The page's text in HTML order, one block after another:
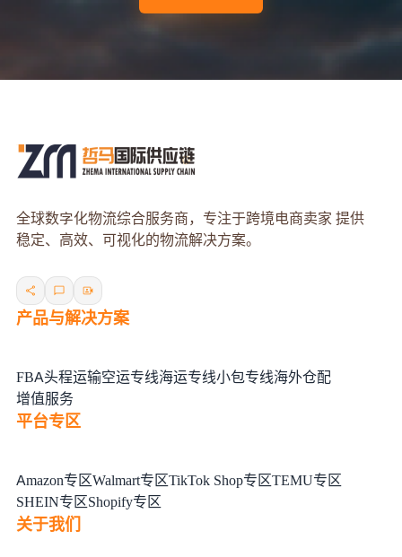
全球数字化物流综合服务商，专注于跨境电商卖家 提供
稳定、高效、可视化的物流解决方案。
产品与解决方案
FBA头程运输空运专线海运专线小包专线海外仓配
增值服务
平台专区
Amazon专区Walmart专区TikTok Shop专区TEMU专区
SHEIN专区Shopify专区
关于我们